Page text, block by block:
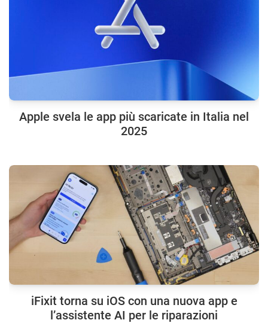
Apple svela le app più scaricate in Italia nel
2025
iFixit torna su iOS con una nuova app e
l’assistente AI per le riparazioni